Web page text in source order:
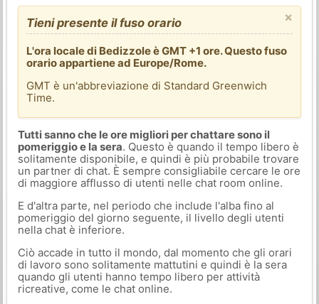
×
Tieni presente il fuso orario
L'ora locale di Bedizzole è GMT +1 ore. Questo fuso
orario appartiene ad Europe/Rome.
GMT è un'abbreviazione di Standard Greenwich
Time.
Tutti sanno che le ore migliori per chattare sono il
pomeriggio e la sera. Questo è quando il tempo libero è
solitamente disponibile, e quindi è più probabile trovare
un partner di chat. È sempre consigliabile cercare le ore
di maggiore afflusso di utenti nelle chat room online.
E d'altra parte, nel periodo che include l'alba fino al
pomeriggio del giorno seguente, il livello degli utenti
nella chat è inferiore.
Ciò accade in tutto il mondo, dal momento che gli orari
di lavoro sono solitamente mattutini e quindi è la sera
quando gli utenti hanno tempo libero per attività
ricreative, come le chat online.